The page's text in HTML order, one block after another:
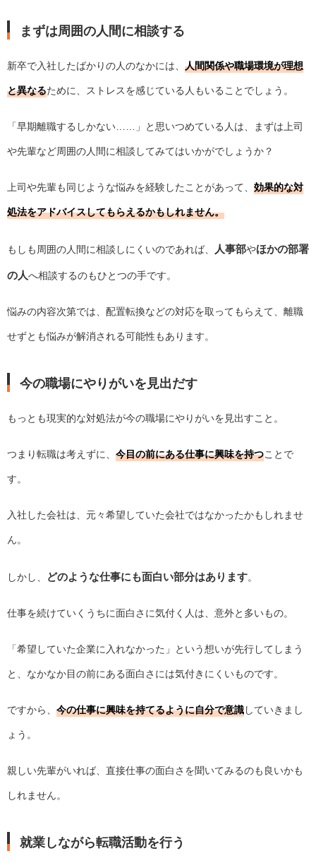
まずは周囲の人間に相談する
新卒で入社したばかりの人のなかには、 人間関係や職場環境が理想
と異なるために、ストレスを感じている人もいることでしょう。
「早期離職するしかない……」と思いつめている人は、まずは上司
や先輩など周囲の人間に相談してみてはいかがでしょうか？
上司や先輩も同じような悩みを経験したことがあって、 効果的な対
処法をアドバイスしてもらえるかもしれません。
もしも周囲の人間に相談しにくいのであれば、 人事部やほかの部署
の人へ相談するのもひとつの手です。
悩みの内容次第では、配置転換などの対応を取ってもらえて、離職
せずとも悩みが解消される可能性もあります。
今の職場にやりがいを見出だす
もっとも現実的な対処法が今の職場にやりがいを見出すこと。
つまり転職は考えずに、 今目の前にある仕事に興味を持つことで
す。
入社した会社は、元々希望していた会社ではなかったかもしれませ
ん。
しかし、 どのような仕事にも面白い部分はあります。
仕事を続けていくうちに面白さに気付く人は、意外と多いもの。
「希望していた企業に入れなかった」という想いが先行してしまう
と、なかなか目の前にある面白さには気付きにくいものです。
ですから、 今の仕事に興味を持てるように自分で意識していきまし
ょう。
親しい先輩がいれば、直接仕事の面白さを聞いてみるのも良いかも
しれません。
就業しながら転職活動を行う